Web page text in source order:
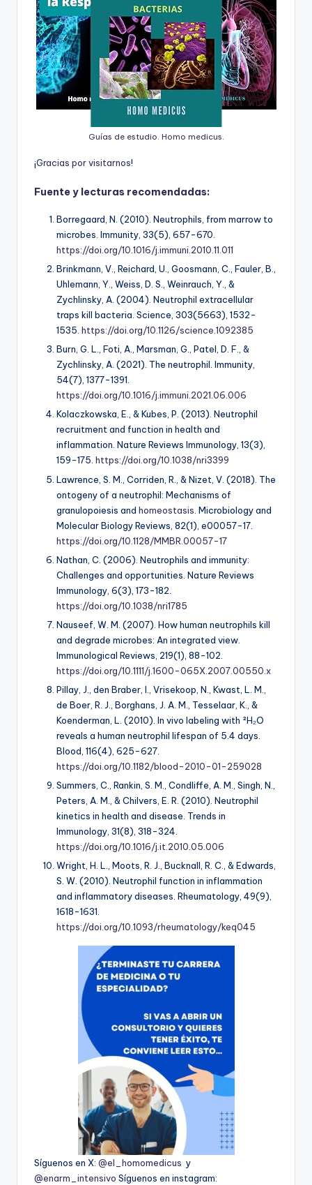
Guías de estudio. Homo medicus.
¡Gracias porvisitarnos!
Fuente y lecturas recomendadas:
Borregaard, N. (2010). Neutrophils, from marrow to
microbes. Immunity, 33(5), 657-670.
https://doi.org/10.1016/j.immuni.2010.11.011
Brinkmann, V., Reichard, U., Goosmann, C., Fauler, B.,
Uhlemann, Y., Weiss, D. S., Weinrauch, Y., &
Zychlinsky, A. (2004). Neutrophil extracellular
traps kill bacteria. Science, 303(5663), 1532-
1535. https://doi.org/10.1126/science.1092385
Burn, G. L., Foti, A., Marsman, G., Patel, D. F., &
Zychlinsky, A. (2021). The neutrophil. Immunity,
54(7), 1377-1391.
https://doi.org/10.1016/j.immuni.2021.06.006
Kolaczkowska, E., & Kubes, P. (2013). Neutrophil
recruitment and function in health and
inflammation. Nature Reviews Immunology, 13(3),
159-175. https://doi.org/10.1038/nri3399
Lawrence, S. M., Corriden, R., & Nizet, V. (2018). The
ontogeny of a neutrophil: Mechanisms of
granulopoiesis and homeostasis Microbiology and
Molecular Biology Reviews, 82(1), e00057-17.
https://doi.org/10.1128/MMBR.00057-17
Nathan, C. (2006). Neutrophils and immunity:
Challenges and opportunities. Nature Reviews
Immunology, 6(3), 173-182.
https://doi.org/10.1038/nri1785
Nauseef, W. M. (2007). How human neutrophils kill
and degrade microbes: An integrated view.
Immunological Reviews, 219(1), 88-102.
https://doi.org/10.1111/j.1600-065X.2007.00550.x
Pillay, J., den Braber, I., Vrisekoop, N., Kwast, L. M.,
de Boer, R. J., Borghans, J. A. M., Tesselaar, K., &
Koenderman, L. (2010). In vivo labeling with ²H₂O
reveals a human neutrophil lifespan of 5.4 days.
Blood, 116(4), 625-627.
https://doi.org/10.1182/blood-2010-01-259028
Summers, C., Rankin, S. M., Condliffe, A. M., Singh, N.,
Peters, A. M., & Chilvers, E. R. (2010). Neutrophil
kinetics in health and disease. Trends in
Immunology, 31(8), 318-324.
https://doi.org/10.1016/j.it.2010.05.006
Wright, H. L., Moots, R. J., Bucknall, R. C., & Edwards,
S. W. (2010). Neutrophil function in inflammation
and inflammatory diseases. Rheumatology, 49(9),
1618-1631.
https://doi.org/10.1093/rheumatology/keq045
Síguenos en X: @el_homomedicus y
@enarm_intensivo Síguenos en instagram: